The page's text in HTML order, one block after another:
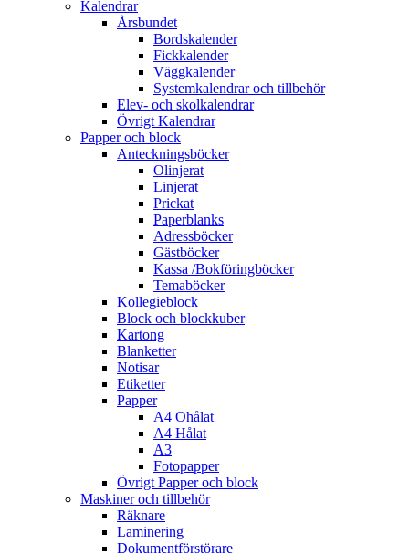
Kalendrar
Årsbundet
Bordskalender
Fickkalender
Väggkalender
Systemkalendrar och tillbehör
Elev- och skolkalendrar
Övrigt Kalendrar
Papper och block
Anteckningsböcker
Olinjerat
Linjerat
Prickat
Paperblanks
Adressböcker
Gästböcker
Kassa /Bokföringböcker
Temaböcker
Kollegieblock
Block och blockkuber
Kartong
Blanketter
Notisar
Etiketter
Papper
A4 Ohålat
A4 Hålat
A3
Fotopapper
Övrigt Papper och block
Maskiner och tillbehör
Räknare
Laminering
Dokumentförstörare